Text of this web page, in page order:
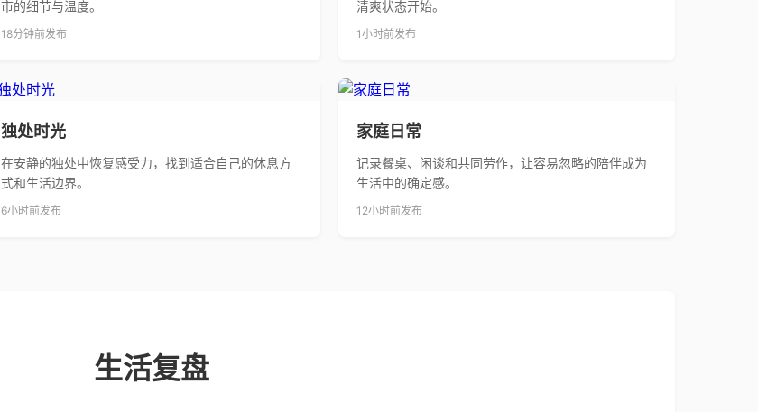
市的细节与温度。
18分钟前发布
清爽状态开始。
1小时前发布
独处时光
在安静的独处中恢复感受力，找到适合自己的休息方
式和生活边界。
6小时前发布
家庭日常
记录餐桌、闲谈和共同劳作，让容易忽略的陪伴成为
生活中的确定感。
12小时前发布
生活复盘